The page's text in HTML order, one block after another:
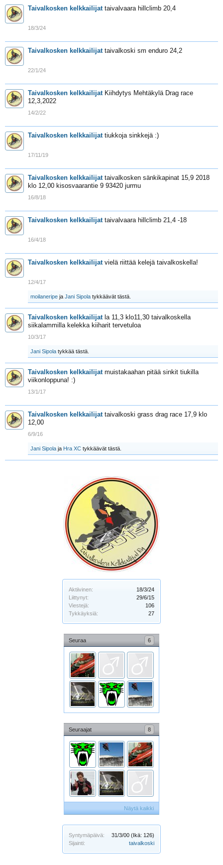
Aktiivinen:
18/3/24
Liittynyt:
29/6/15
Viestejä:
106
Tykkäyksiä:
27
Seuraa 6
Seuraajat 8
Näytä kaikki
Syntymäpäivä: 31/3/00 (Ikä: 126)
Sijainti:
taivalkoski
Taivalkosken kelkkailijat taivalvaara hillclimb 20,4
18/3/24
Taivalkosken kelkkailijat taivalkoski sm enduro 24,2
22/1/24
Taivalkosken kelkkailijat Kiihdytys Mehtäkylä Drag race
12,3,2022
14/2/22
Taivalkosken kelkkailijat tiukkoja sinkkejä :)
17/11/19
Taivalkosken kelkkailijat taivalkosken sänkikapinat 15,9 2018
klo 12,00 kisosvaarantie 9 93420 jurmu
16/8/18
Taivalkosken kelkkailijat taivalvaara hillclimb 21,4 -18
16/4/18
Taivalkosken kelkkailijat vielä riittää kelejä taivalkoskella!
12/4/17
moilaneripe ja Jani Sipola tykkäävät tästä.
Taivalkosken kelkkailijat la 11,3 klo11,30 taivalkoskella
siikalammilla kelekka kiiharit tervetuloa
10/3/17
Jani Sipola tykkää tästä.
Taivalkosken kelkkailijat muistakaahan pitää sinkit tiukilla
viikonloppuna! :)
13/1/17
Taivalkosken kelkkailijat taivalkoski grass drag race 17,9 klo
12,00
6/9/16
Jani Sipola ja Hra XC tykkäävät tästä.